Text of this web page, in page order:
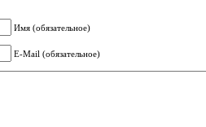
Имя (обязательное)
E-Mail (обязательное)